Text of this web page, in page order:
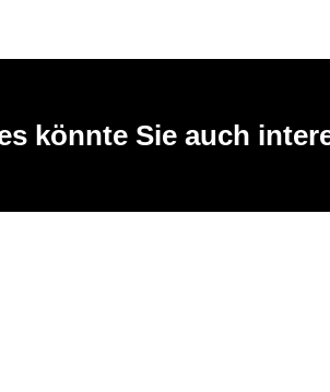
könnte Sie auch